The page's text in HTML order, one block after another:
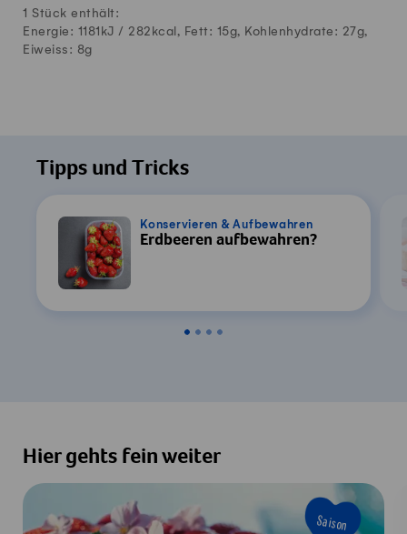
1 Stück enthält:
Energie: 1181kJ / 282 kcal, Fett: 15g, Kohlenhydrate: 27g,
Eiweiss: 8g
Tipps und Tricks
Konservieren & Aufbewahren
Erdbeeren aufbewahren?
Hier gehts fein weiter
Saison